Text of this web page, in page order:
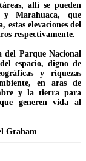
allí se pueden
y Marahuaca, que
elevaciones del
respectivamente.
del Parque Nacional
espacio, digno de
y riquezas
en aras de
y la tierra para
generen vida al
Graham